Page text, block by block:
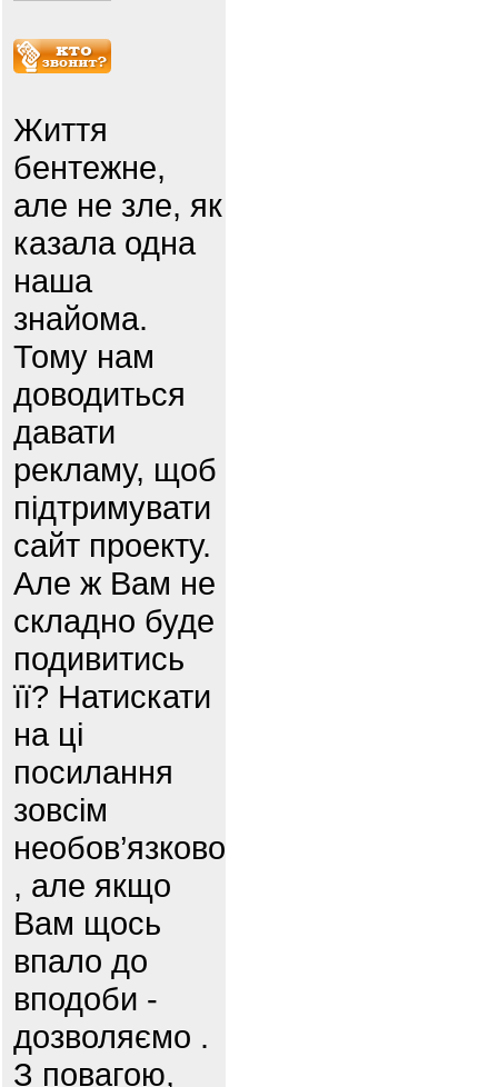
Життя
бентежне,
але не зле, як
казала одна
наша
знайома.
Тому нам
доводиться
давати
рекламу, щоб
підтримувати
сайт проекту.
Але ж Вам не
складно буде
подивитись
її? Натискати
на ці
посилання
зовсім
необов’язково
, але якщо
Вам щось
впало до
вподоби -
дозволяємо .
З повагою,